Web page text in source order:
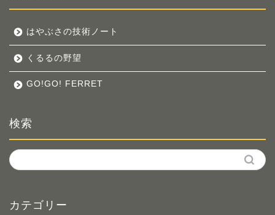
はやぶさの技術ノート
くるるの野望
GO!GO! FERRET
検索
カテゴリー